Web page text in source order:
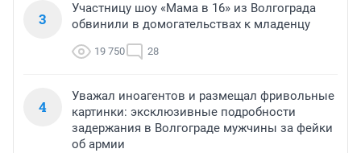
3
Участницу шоу «Мама в 16» из Волгограда
обвинили в домогательствах к младенцу
19 750 28
4
Уважал иноагентов и размещал фривольные
картинки: эксклюзивные подробности
задержания в Волгограде мужчины за фейки
об армии